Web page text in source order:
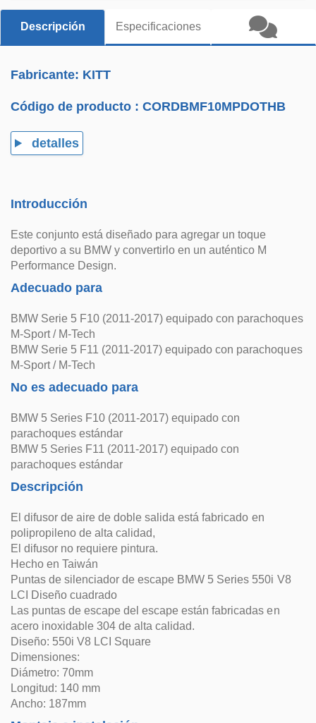
Descripción Especificaciones
Fabricante: KITT
Código de producto :CORDBMF10MPDOTHB
detalles
Introducción
Este conjunto está diseñado para agregar un toque
deportivo a su BMW y convertirlo en un auténtico M
Performance Design.
Adecuado para
BMW Serie 5 F10 (2011-2017) equipado con parachoques
M-Sport / M-Tech
BMW Serie 5 F11 (2011-2017) equipado con parachoques
M-Sport / M-Tech
No es adecuado para
BMW 5 Series F10 (2011-2017) equipado con
parachoques estándar
BMW 5 Series F11 (2011-2017) equipado con
parachoques estándar
Descripción
El difusor de aire de doble salida está fabricado en
polipropileno de alta calidad,
El difusor no requiere pintura.
Hecho en Taiwán
Puntas de silenciador de escape BMW 5 Series 550i V8
LCI Diseño cuadrado
Las puntas de escape del escape están fabricadas en
acero inoxidable 304 de alta calidad.
Diseño: 550i V8 LCI Square
Dimensiones:
Diámetro: 70mm
Longitud: 140 mm
Ancho: 187mm